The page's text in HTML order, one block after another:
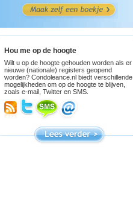
Hou me op de hoogte
Wilt u op de hoogte gehouden worden als er
nieuwe (nationale) registers geopend
worden? Condoleance.nl biedt verschillende
mogelijkheden om op de hoogte te blijven,
zoals e-mail, Twitter en SMS.